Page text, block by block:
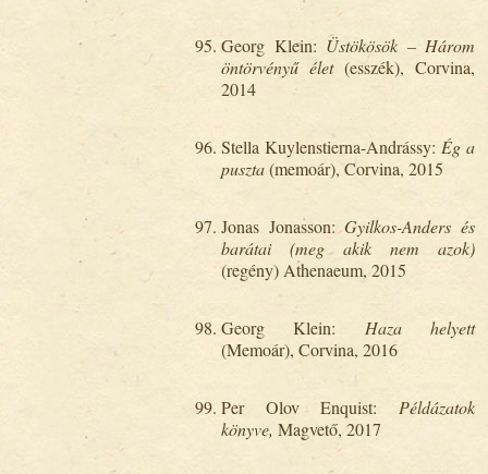
Georg Klein: Üstökösök – Három
öntörvényű élet(esszék), Corvina,
2014
Stella Kuylenstierna-Andrássy: Ég a
puszta(memoár), Corvina, 2015
Jonas Jonasson:Gyilkos-Anders és
barátai (meg akik nem azok)
(regény) Athenaeum, 2015
Georg Klein: Haza helyett
(Memoár), Corvina, 2016
Per Olov Enquist: Példázatok
könyve, Magvető, 2017